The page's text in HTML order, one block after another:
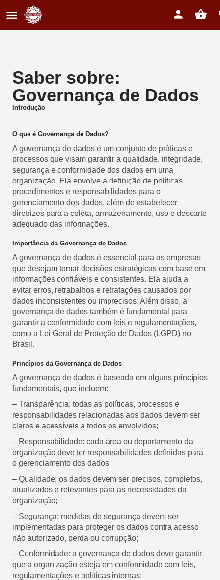
Saber sobre:
Governança de Dados
Introdução
O que é Governança de Dados?
A governança de dados é um conjunto de práticas e
processos que visam garantir a qualidade, integridade,
segurança e conformidade dos dados em uma
organização. Ela envolve a definição de políticas,
procedimentos e responsabilidades para o
gerenciamento dos dados, além de estabelecer
diretrizes para a coleta, armazenamento, uso e descarte
adequado das informações.
Importância da Governança de Dados
A governança de dados é essencial para as empresas
que desejam tomar decisões estratégicas com base em
informações confiáveis e consistentes. Ela ajuda a
evitar erros, retrabalhos e retratações causados por
dados inconsistentes ou imprecisos. Além disso, a
governança de dados também é fundamental para
garantir a conformidade com leis e regulamentações,
como a Lei Geral de Proteção de Dados (LGPD) no
Brasil.
Princípios da Governança de Dados
A governança de dados é baseada em alguns princípios
fundamentais, que incluem:
– Transparência: todas as políticas, processos e
responsabilidades relacionadas aos dados devem ser
claros e acessíveis a todos os envolvidos;
– Responsabilidade: cada área ou departamento da
organização deve ter responsabilidades definidas para
o gerenciamento dos dados;
– Qualidade: os dados devem ser precisos, completos,
atualizados e relevantes para as necessidades da
organização;
– Segurança: medidas de segurança devem ser
implementadas para proteger os dados contra acesso
não autorizado, perda ou corrupção;
– Conformidade: a governança de dados deve garantir
que a organização esteja em conformidade com leis,
regulamentações e políticas internas;